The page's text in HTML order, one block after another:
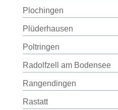
Plochingen
Plüderhausen
Poltringen
Radolfzell am Bodensee
Rangendingen
Rastatt